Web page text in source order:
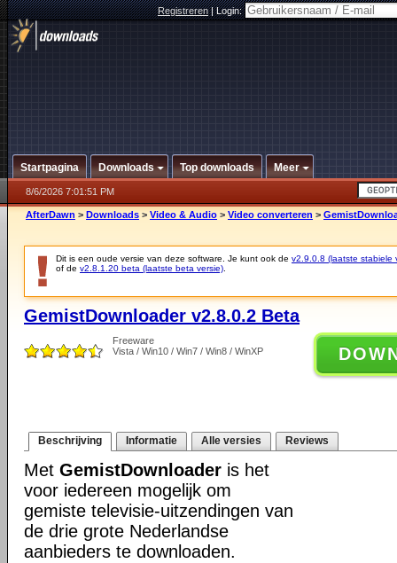
Registreren|Login:
Startpagina Downloads Top downloads Meer
8/6/2026 7:01:51 PM
AfterDawn > Downloads > Video & Audio > Video converteren >
Dit is een oude versie van deze software. Je kunt ook de v2.9.0.8 (laatste stabiele
of de v2.8.1.20 beta (laatste beta versie)
GemistDownloader v2.8.0.2 Beta
Freeware
Vista / Win10 / Win7 / Win8 / WinXP
Beschrijving Informatie Alle versies Reviews
Met GemistDownloader is het
voor iedereen mogelijk om
gemiste televisie-uitzendingen van
de drie grote Nederlandse
aanbieders te downloaden.